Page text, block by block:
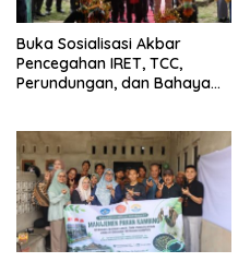
Buka Sosialisasi Akbar
Pencegahan IRET, TCC,
Perundungan, dan Bahaya
bisa jaga diri, 60% masa
depan sudah ada di tangan”